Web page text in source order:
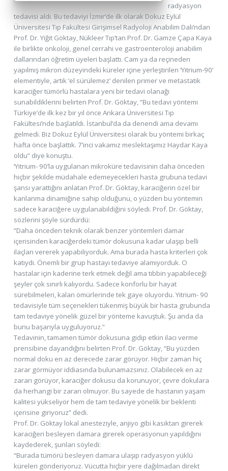
radyasyon
tedavisi aldı. Bu tedaviyi İzmir’de ilk olarak Dokuz Eylül
Üniversitesi Tıp Fakültesi Girişimsel Radyoloji Anabilim Dalı’ndan
Prof. Dr. Yiğit Göktay, Nükleer Tıp’tan Prof. Dr. Gamze Çapa Kaya
ile birlikte onkoloji, genel cerrahi ve gastroenteroloji anabilim
dallarından öğretim üyeleri başlattı. Cam ya da reçineden
yapılmış mikron düzeyindeki küreler içine yerleştirilen ‘Yitrium-90’
elementiyle, artık ‘el sürülemez’ denilen primer ve metastatik
karaciğer tümörlü hastalara yeni bir tedavi olanağı
sunabildiklerini belirten Prof. Dr. Göktay, “Bu tedavi yöntemi
Türkiye’de ilk kez bir yıl önce Ankara Üniversitesi Tıp
Fakültesi’nde başlatıldı. İstanbul’da da denendi ama devamı
gelmedi. Biz Dokuz Eylül Üniversitesi olarak bu yöntemi birkaç
hafta önce başlattık. 7’inci vakamız meslektaşımız Haydar Kaya
oldu” diye konuştu.
‘Yitrium- 90’la uygulanan mikroküre tedavisinin daha önceden
hiçbir şekilde müdahale edemeyecekleri hasta grubuna tedavi
şansı yarattığını anlatan Prof. Dr. Göktay, karaciğerin özel bir
kanlanma dinamiğine sahip olduğunu, o yüzden bu yöntemin
sadece karaciğere uygulanabildiğini söyledi. Prof. Dr. Göktay,
sözlerini şöyle sürdürdü:
“Daha önceden teknik olarak benzer yöntemleri damar
içerisinden karaciğerdeki tümör dokusuna kadar ulaşıp belli
ilaçları vererek yapabiliyorduk. Ama burada hasta kriterleri çok
katıydı. Önemli bir grup hastayı tedaviye alamıyorduk. O
hastalar için kaderine terk etmek değil ama tıbbin yapabileceği
şeyler çok sınırlı kalıyordu. Sadece konforlu bir hayat
sürebilmeleri, kalan ömürlerinde tek gaye oluyordu. Yitrium- 90
tedavisiyle tüm seçenekleri tükenmiş büyük bir hasta grubunda
tam tedaviye yönelik güzel bir yönteme kavuştuk. Şu anda da
bunu başarıyla uyguluyoruz.”
Tedavinin, tamamen tümör dokusuna gidip etkin ilacı verme
prensibine dayandığını belirten Prof. Dr. Göktay, “Bu yüzden
normal doku en az derecede zarar görüyor. Hiçbir zaman hiç
zarar görmüyor iddiasında bulunamazsınız. Olabilecek en az
zararı görüyor, karaciğer dokusu da korunuyor, çevre dokulara
da herhangi bir zararı olmuyor. Bu sayede de hastanın yaşam
kalitesi yükseliyor hem de tam tedaviye yönelik bir beklenti
içerisine giriyoruz” dedi.
Prof. Dr. Göktay lokal anesteziyle, anjiyo gibi kasıktan girerek
karaciğeri besleyen damara girerek operasyonun yapıldığını
kaydederek, şunları söyledi:
“Burada tümörü besleyen damara ulaşıp radyasyon yüklü
küreleri gönderiyoruz. Vücutta hiçbir yere dağılmadan direkt